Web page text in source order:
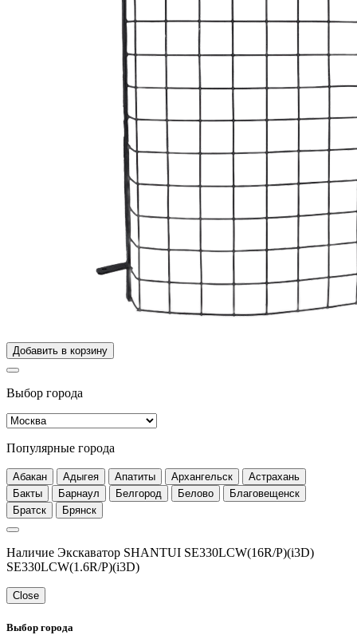
Добавить в корзину
Выбор города
Популярные города
Абакан Адыгея Апатиты Архангельск
Астрахань
Бакты
Барнаул Белгород Белово
Благовещенск
Братск
Брянск
Наличие Экскаватор SHANTUI SE330LCW(16R/P)(i3D)
SE330LCW(1.6R/P)(i3D)
Close
Выбор города